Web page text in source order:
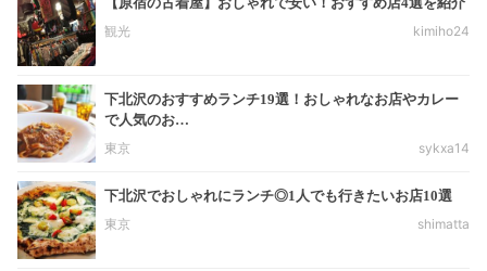
観光
kimiho24
下北沢のおすすめランチ19選！おしゃれなお店やカレー
で人気のお…
東京
sykxa14
下北沢でおしゃれにランチ◎1人でも行きたいお店10選
東京
shimatta